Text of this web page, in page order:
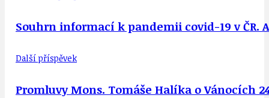
Souhrn informací k pandemii covid-19 v ČR.
Další příspěvek
Promluvy Mons. Tomáše Halíka o Vánocích